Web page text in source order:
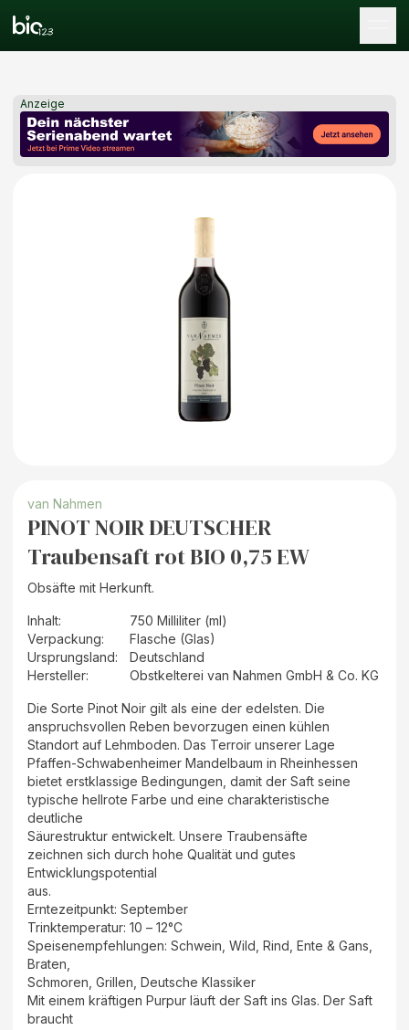
Anzeige
van Nahmen
PINOT NOIR DEUTSCHER
Traubensaft rot BIO 0,75 EW
Obsäfte mit Herkunft.
Inhalt:
750 Milliliter (ml)
Verpackung:
Flasche (Glas)
Ursprungsland:
Deutschland
Hersteller: Obstkelterei van Nahmen GmbH & Co. KG
Die Sorte Pinot Noir gilt als eine der edelsten. Die
anspruchsvollen Reben bevorzugen einen kühlen
Standort auf Lehmboden. Das Terroir unserer Lage
Pfaffen-Schwabenheimer Mandelbaum in Rheinhessen
bietet erstklassige Bedingungen, damit der Saft seine
typische hellrote Farbe und eine charakteristische
deutliche
Säurestruktur entwickelt. Unsere Traubensäfte
zeichnen sich durch hohe Qualität und gutes
Entwicklungspotential
aus.
Erntezeitpunkt: September
Trinktemperatur: 10 – 12°C
Speisenempfehlungen: Schwein, Wild, Rind, Ente & Gans,
Braten,
Schmoren, Grillen, Deutsche Klassiker
Mit einem kräftigen Purpur läuft der Saft ins Glas. Der Saft
braucht